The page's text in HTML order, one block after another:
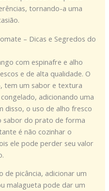
tornando-a uma
– Dicas e Segredos do
com espinafre e alho
e de alta qualidade. O
tem um sabor e textura
adicionando uma
disso, o uso de alho fresco
sabor do prato de forma
é não cozinhar o
ele pode perder seu valor
de picância, adicionar um
malagueta pode dar um